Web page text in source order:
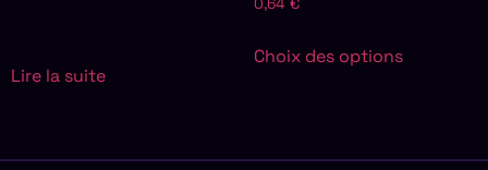
Lire la suite
Choix des options